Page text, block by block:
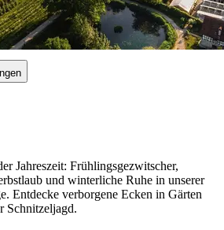
Jahreszeit: Frühlingsgezwitscher,
und winterliche Ruhe in unserer
Entdecke verborgene Ecken in Gärten
Schnitzeljagd.